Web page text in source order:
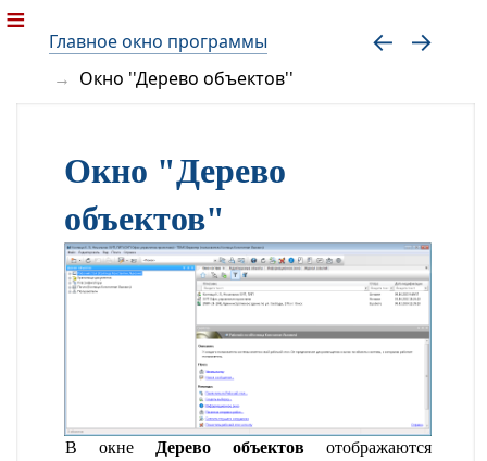
Главное окно программы
Окно ''Дерево объектов''
Окно "Дерево
объектов"
В окне Дерево объектов отображаются